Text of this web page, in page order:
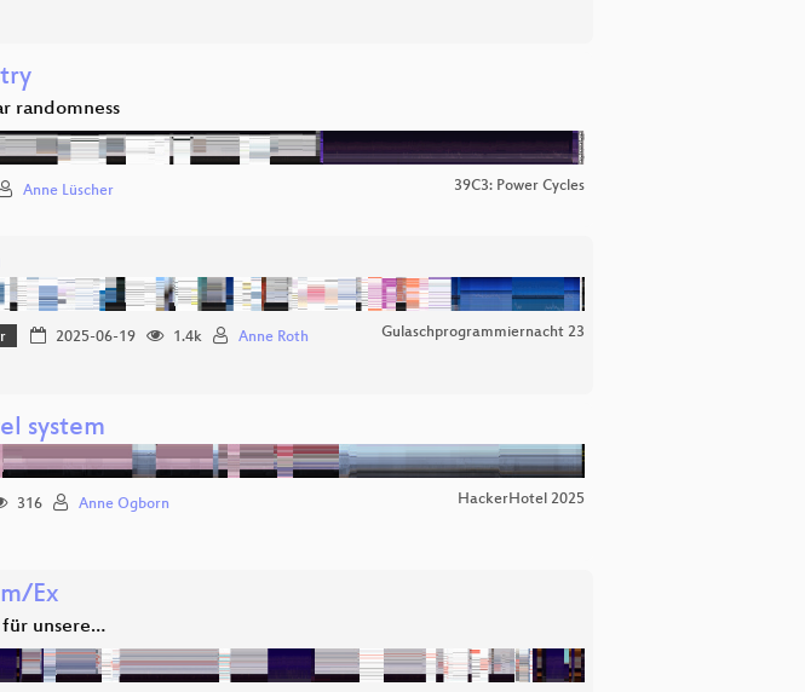
randomness
Anne Lüscher 39C3: Power Cycles
2025-06-19 1.4k Anne Roth Gulaschprogrammiernacht 23
system
316 Anne Ogborn HackerHotel 2025
Ex
unsere…